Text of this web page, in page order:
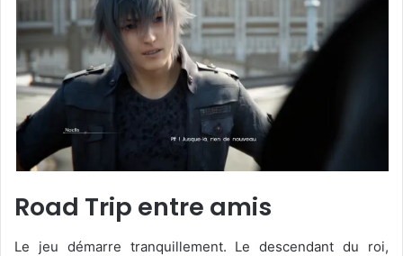
Road Trip entre amis
Le jeu démarre tranquillement. Le descendant du roi,